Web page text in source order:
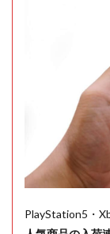
PlayStation5・